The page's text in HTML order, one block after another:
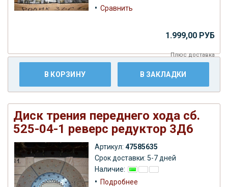
• Сравнить
1.999,00 РУБ
Плюсдоставка
В КОРЗИНУ В ЗАКЛАДКИ
Диск трения переднего хода сб.
525-04-1 реверс редуктор 3Д6
Артикул: 47585635
Срок доставки: 5-7 дней
Наличие:
• Подробнее